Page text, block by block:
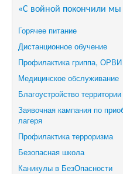
«С войной покончили мы
Горячее питание
Дистанционное обучение
Профилактика гриппа,
Медицинское обслуживание
Благоустройство территории
Заявочная кампания по
лагеря
Профилактика терроризма
Безопасная школа
Каникулы в БезОпасности